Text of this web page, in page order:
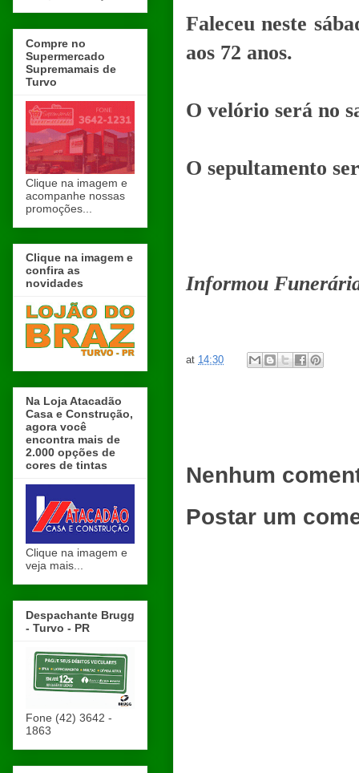
Faleceu neste
aos 72 anos.
O velório será no
O sepultamento
Informou
at 14:30
Nenhum
Postar um
Compre no
Supermercado
Supremamais de
Turvo
Clique na imagem e
acompanhe nossas
promoções...
Clique na imagem e
confira as
novidades
Na Loja Atacadão
Casa e Construção,
agora você
encontra mais de
2.000 opções de
cores de tintas
Clique na imagem e
veja mais...
Despachante Brugg
- Turvo - PR
Fone (42) 3642 -
1863